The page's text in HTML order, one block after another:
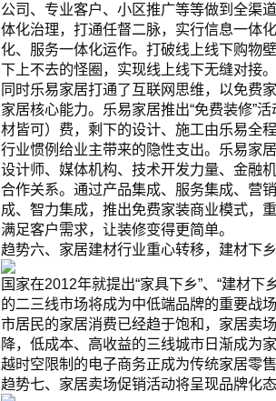
公司、专业客户、小区推广等等做到全渠
体化治理，打通任督二脉，实行信息一体
化、服务一体化运作。打破线上线下购物
下上不去的怪圈，实现线上线下无缝对接。
同时乐易家居打通了互联网思维，以免费
家居核心能力。乐易家居推出“免费装修”
材皆可）费，剩下的设计、施工由乐易全
行业惯例给业主带来的隐性支出。乐易家
设计师、媒体机构、技术开发力量、金融
合作关系。通过产品集成、服务集成、营
成、智力集成，推出免费家装商业模式，
满足客户需求，让装修变得更简单。
趋势六、家居建材行业重心转移，建材下乡
国家在2012年就提出“家具下乡”、“建材下
的二三线市场将成为中低端品牌的重要战
市居民的家居消费已经趋于饱和，家居卖
降，低成本、高收益的三线城市日渐成为
越时空限制的电子商务正成为传统家居零
趋势七、家居卖场促销活动将呈现品牌化